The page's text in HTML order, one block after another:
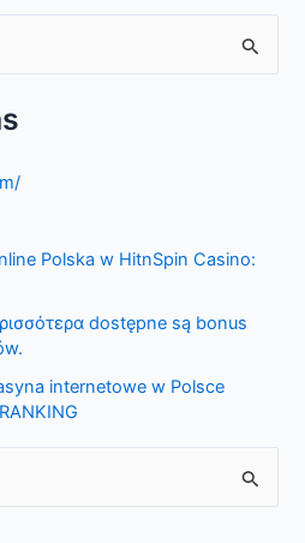
Polska w HitnSpin Casino:
dostępne są bonus
internetowe w Polsce